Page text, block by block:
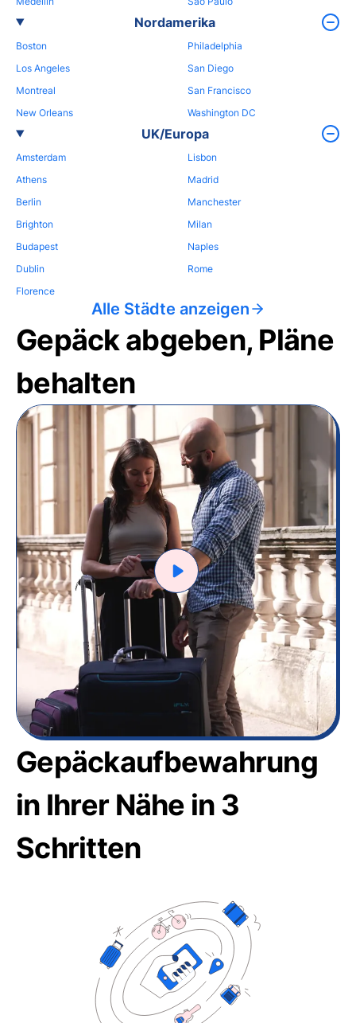
Nordamerika
Boston
Los Angeles
Montreal
New Orleans
Philadelphia
San Diego
San Francisco
Washington DC
UK/Europa
Amsterdam
Athens
Berlin
Brighton
Budapest
Dublin
Florence
Lisbon
Madrid
Manchester
Milan
Naples
Rome
Alle Städte anzeigen
Gepäck abgeben, Pläne
behalten
Gepäckaufbewahrung
in Ihrer Nähe in 3
Schritten